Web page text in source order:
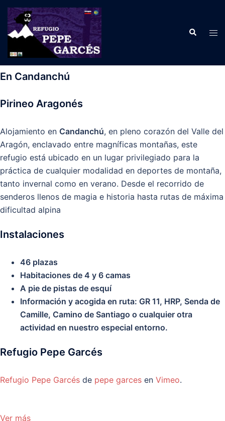
Saltar
contenido
Buscar
En Candanchú
Pirineo Aragonés
Alojamiento en Candanchú, en pleno corazón del Valle del
Aragón, enclavado entre magníficas montañas, este
refugio está ubicado en un lugar privilegiado para la
práctica de cualquier modalidad en deportes de montaña,
tanto invernal como en verano. Desde el recorrido de
senderos llenos de magia e historia hasta rutas de máxima
dificultad alpina
Instalaciones
46 plazas
Habitaciones de 4 y 6 camas
A pie de pistas de esquí
Información y acogida en ruta: GR 11, HRP, Senda de
Camille, Camino de Santiago o cualquier otra
actividad en nuestro especial entorno.
Refugio Pepe Garcés
Refugio Pepe Garcés de pepe garces en Vimeo.
Ver más